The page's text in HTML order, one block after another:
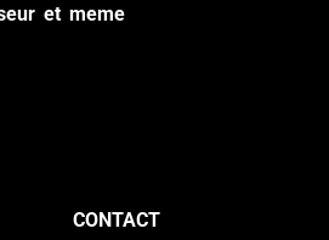
et meme
CONTACT